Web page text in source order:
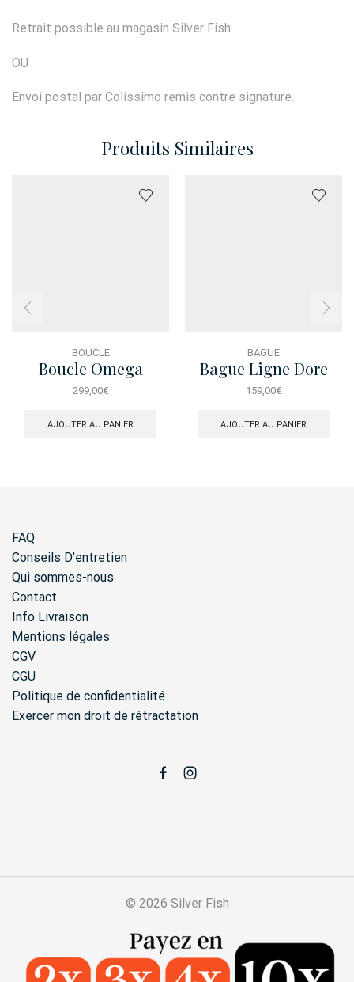
Retrait possible au magasin Silver Fish.
OU
Envoi postal par Colissimo remis contre signature.
Produits Similaires
BOUCLE
Boucle Omega
Princesse
299,00€
AJOUTER AU PANIER
BAGUE
Bague Ligne Dore
Tressee
159,00€
AJOUTER AU PANIER
FAQ
Conseils D'entretien
Qui sommes-nous
Contact
Info Livraison
Mentions légales
CGV
CGU
Politique de confidentialité
Exercer mon droit de rétractation
FacebookInstagram
© 2026 Silver Fish